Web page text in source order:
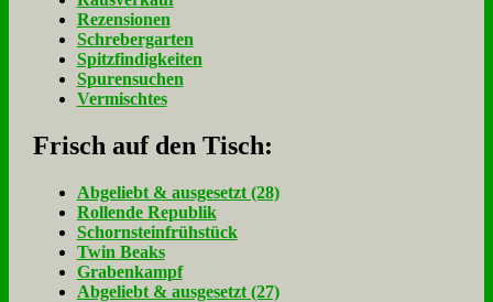
Rezensionen
Schrebergarten
Spitzfindigkeiten
Spurensuchen
Vermischtes
Frisch auf den Tisch:
Ab­ge­liebt & aus­ge­setzt (28)
Rol­len­de Re­pu­blik
Schorn­stein­früh­stück
Twin Beaks
Gra­ben­kampf
Ab­ge­liebt & aus­ge­setzt (27)